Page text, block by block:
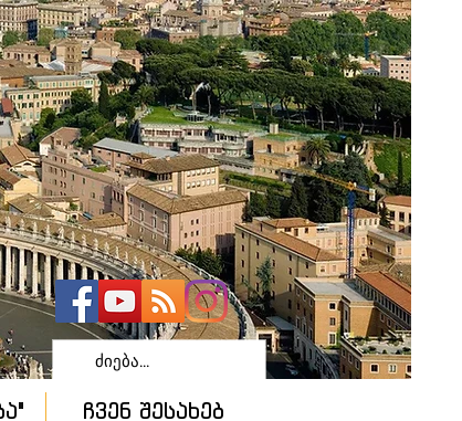
ჩვენ შესახებ